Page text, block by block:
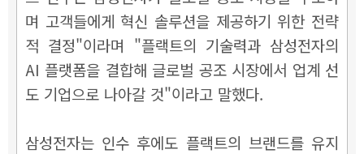
며 고객들에게 혁신 솔루션을 제공하기 위한 전략
적 결정"이라며 "플랙트의 기술력과 삼성전자의
AI 플랫폼을 결합해 글로벌 공조 시장에서 업계 선
도 기업으로 나아갈 것"이라고 말했다.
삼성전자는 인수 후에도 플랙트의 브랜드를 유지